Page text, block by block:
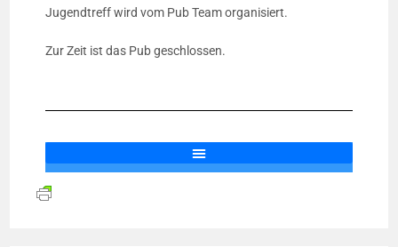
Jugendtreff wird vom Pub Team organisiert.
Zur Zeit ist das Pub geschlossen.